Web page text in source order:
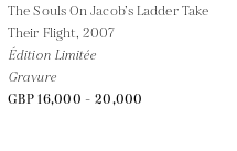
The Souls On Jacob’s Ladder Take
Their Flight,2007
Édition Limitée
Gravure
GBP 16,000 - 20,000